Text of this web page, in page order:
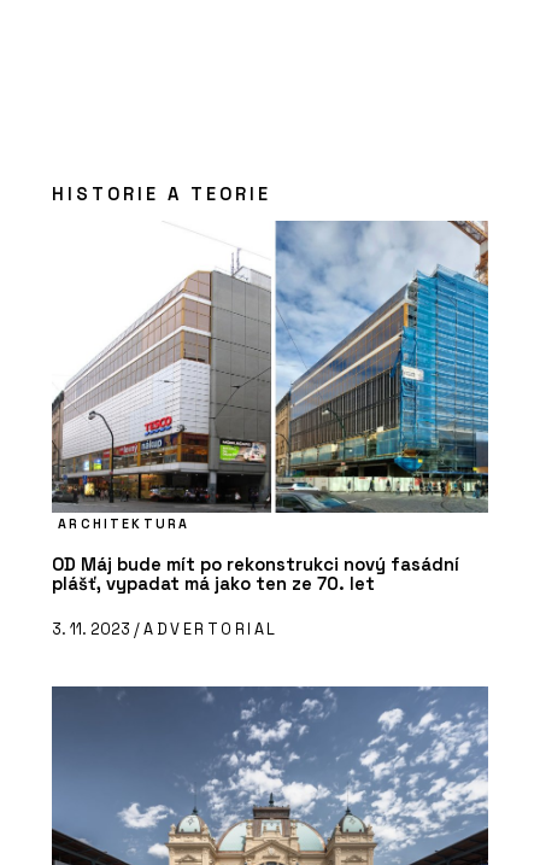
HISTORIE A TEORIE
ARCHITEKTURA
OD Máj bude mít po rekonstrukci nový fasádní
plášť, vypadat má jako ten ze 70. let
3. 11. 2023 /ADVERTORIAL